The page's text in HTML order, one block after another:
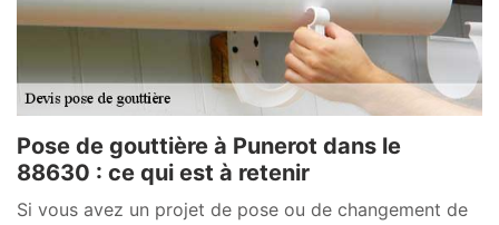
Pose de gouttière à Punerot dans le
88630 : ce qui est à retenir
Si vous avez un projet de pose ou de changement de